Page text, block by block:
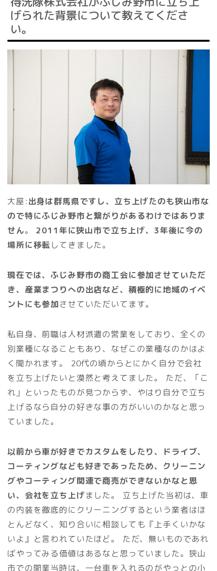
げられた背景について教えてくださ
い。
大屋:出身は群馬県ですし、立ち上げたのも狭山市な
ので特にふじみ野市と繋がりがあるわけではありま
せん。 2011年に狭山市で立ち上げ、3年後に今の
場所に移転 してきました。
現在では、ふじみ野市の商工会に参加させていただ
き、産業まつりへの出店など、積極的に地域のイベ
ントにも参加させていただいてます。
私自身、前職は人材派遣の営業をしており、全くの
別業種になることもあり、なぜこの業種なのかはよ
く聞かれます。 20代の頃からとにかく自分で会社
を立ち上げたいと漠然と考えてました。 ただ、「こ
れ」といったものが見つからず、やはり自分で立ち
上げるなら自分の好きな事の方がいいのかなと思っ
ていました。
以前から車が好きでカスタムをしたり、ドライブ、
コーティングなども好きであったため、クリーニン
グやコーティング関連で商売ができないかなと思
い、会社を立ち上げました。 立ち上げた当初は、車
の内装を徹底的にクリーニングするという業者はほ
とんどなく、知り合いに相談しても『上手くいかな
いよ』と言われていたほど。 ただ、無いものであれ
ばやってみる価値はあるなと思っていました。狭山
市での開業当時は、一台車を入れるのがやっとの小